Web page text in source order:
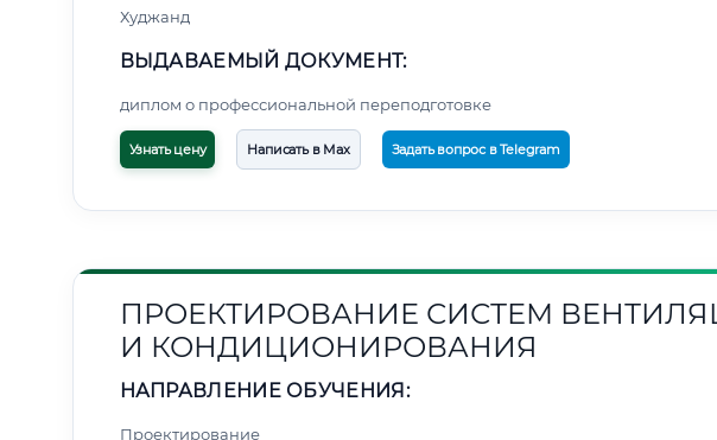
Худжанд
ВЫДАВАЕМЫЙ ДОКУМЕНТ:
диплом о профессиональной переподготовке
Узнать цену Написать в Max Задать вопрос в Telegram
ПРОЕКТИРОВАНИЕ СИСТЕМ
И КОНДИЦИОНИРОВАНИЯ
НАПРАВЛЕНИЕ ОБУЧЕНИЯ:
Проектирование